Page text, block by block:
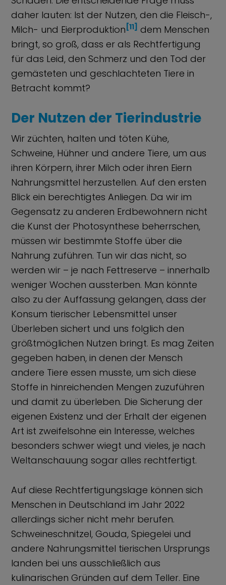
daher lauten: Ist der Nutzen, den die Fleisch-,
Milch- und Eierproduktion [11] dem Menschen
bringt, so groß, dass er als Rechtfertigung
für das Leid, den Schmerz und den Tod der
gemästeten und geschlachteten Tiere in
Betracht kommt?
Der Nutzen der Tierindustrie
Wir züchten, halten und töten Kühe,
Schweine, Hühner und andere Tiere, um aus
ihren Körpern, ihrer Milch oder ihren Eiern
Nahrungsmittel herzustellen. Auf den ersten
Blick ein berechtigtes Anliegen. Da wir im
Gegensatz zu anderen Erdbewohnern nicht
die Kunst der Photosynthese beherrschen,
müssen wir bestimmte Stoffe über die
Nahrung zuführen. Tun wir das nicht, so
werden wir – je nach Fettreserve – innerhalb
weniger Wochen aussterben. Man könnte
also zu der Auffassung gelangen, dass der
Konsum tierischer Lebensmittel unser
Überleben sichert und uns folglich den
größtmöglichen Nutzen bringt. Es mag Zeiten
gegeben haben, in denen der Mensch
andere Tiere essen musste, um sich diese
Stoffe in hinreichenden Mengen zuzuführen
und damit zu überleben. Die Sicherung der
eigenen Existenz und der Erhalt der eigenen
Art ist zweifelsohne ein Interesse, welches
besonders schwer wiegt und vieles, je nach
Weltanschauung sogar alles rechtfertigt.
Auf diese Rechtfertigungslage können sich
Menschen in Deutschland im Jahr 2022
allerdings sicher nicht mehr berufen.
Schweineschnitzel, Gouda, Spiegelei und
andere Nahrungsmittel tierischen Ursprungs
landen bei uns ausschließlich aus
kulinarischen Gründen auf dem Teller. Eine